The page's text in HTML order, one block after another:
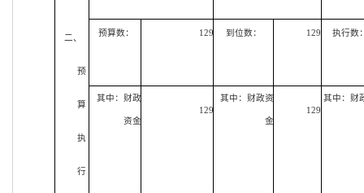
二、
预
算
执
行
预算数： 129 到位数： 129 执行数
其中：财政
资金
129
其中：财政资
金
129
其中：财